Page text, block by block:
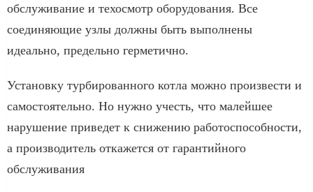
обслуживание и техосмотр оборудования. Все
соединяющие узлы должны быть выполнены
идеально, предельно герметично.
Установку турбированного котла можно произвести и
самостоятельно. Но нужно учесть, что малейшее
нарушение приведет к снижению работоспособности,
а производитель откажется от гарантийного
обслуживания